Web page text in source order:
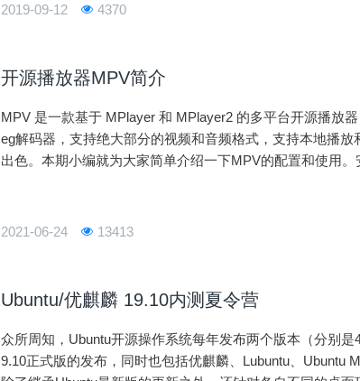
2019-09-12 4370
开源播放器MPV简介
MPV 是一款基于 MPlayer 和 MPlayer2 的多平台开源播放
eg解码器，支持绝大部分的视频和音频格式，支持本地播
出色。本期小编就为大家简单介绍一下MPV的配置和使用
2021-06-24 13413
Ubuntu/优麒麟 19.10内测夏令营
众所周知，Ubuntu开源操作系统每年发布两个版本（分别
9.10正式版的发布，同时也包括优麒麟、Lubuntu、Ubuntu